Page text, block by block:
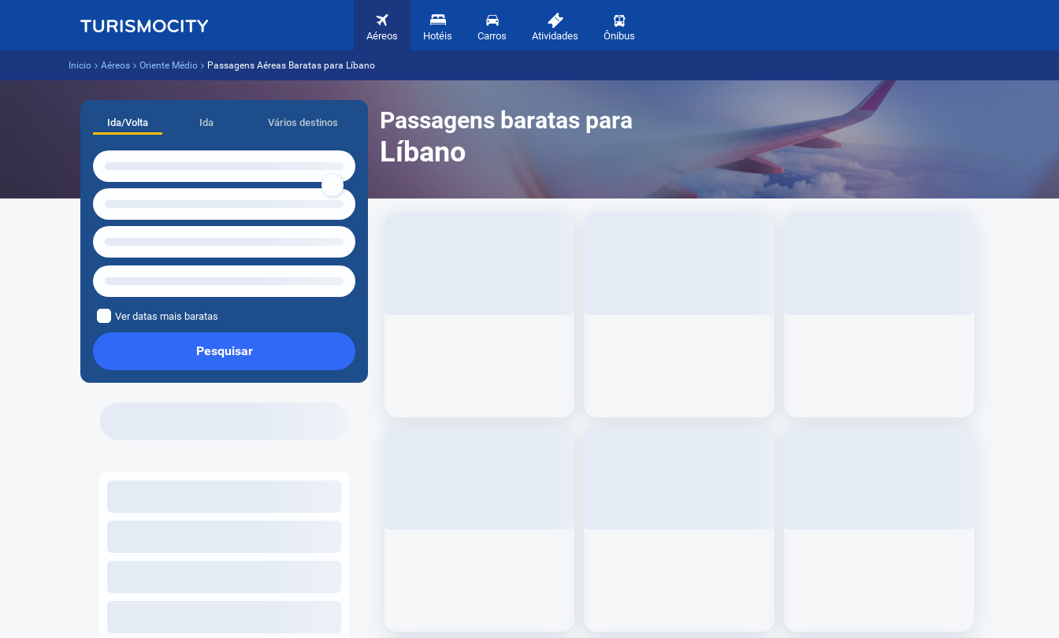
Aéreos Hotéis Carros Atividades Ônibus
Inicio Aéreos Oriente Médio Passagens Aéreas Baratas para Líbano
Ida/Volta Ida Vários destinos
Ver datas mais baratas
Pesquisar
Passagens baratas para
Líbano